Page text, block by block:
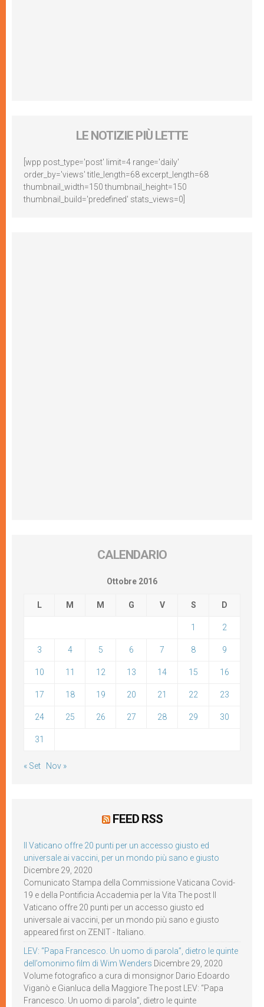
LE NOTIZIE PIÙ LETTE
[wpp post_type='post' limit=4 range='daily'
order_by='views' title_length=68 excerpt_length=68
thumbnail_width=150 thumbnail_height=150
thumbnail_build='predefined' stats_views=0]
CALENDARIO
Ottobre 2016
L M M G V S D
1 2
3 4 5 6 7 8 9
10 11 12 13 14 15 16
17 18 19 20 21 22 23
24 25 26 27 28 29 30
31
« Set Nov »
FEED RSS
Il Vaticano offre 20 punti per un accesso giusto ed
universale ai vaccini, per un mondo più sano e giusto
Dicembre 29, 2020
Comunicato Stampa della Commissione Vaticana Covid-
19 e della Pontificia Accademia per la Vita The post Il
Vaticano offre 20 punti per un accesso giusto ed
universale ai vaccini, per un mondo più sano e giusto
appeared first on ZENIT - Italiano.
LEV: “Papa Francesco. Un uomo di parola”, dietro le quinte
dell’omonimo film di Wim Wenders Dicembre 29, 2020
Volume fotografico a cura di monsignor Dario Edoardo
Viganò e Gianluca della Maggiore The post LEV: “Papa
Francesco. Un uomo di parola”, dietro le quinte